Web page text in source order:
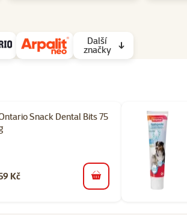
Další
značky
Snack Dental Bits 75
Kč do košíku